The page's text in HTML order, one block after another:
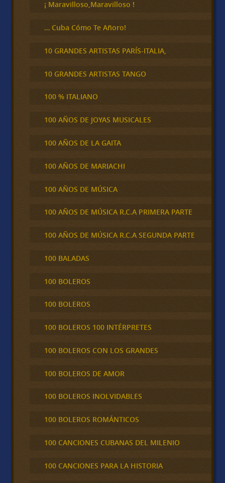
¡ Maravilloso,Maravilloso !
… Cuba Cómo Te Añoro!
10 GRANDES ARTISTAS PARÍS-ITALIA,
10 GRANDES ARTISTAS TANGO
100 % ITALIANO
100 AÑOS DE JOYAS MUSICALES
100 AÑOS DE LA GAITA
100 AÑOS DE MARIACHI
100 AÑOS DE MÚSICA
100 AÑOS DE MÚSICA R.C.A PRIMERA PARTE
100 AÑOS DE MÚSICA R.C.A SEGUNDA PARTE
100 BALADAS
100 BOLEROS
100 BOLEROS
100 BOLEROS 100 INTÉRPRETES
100 BOLEROS CON LOS GRANDES
100 BOLEROS DE AMOR
100 BOLEROS INOLVIDABLES
100 BOLEROS ROMÁNTICOS
100 CANCIONES CUBANAS DEL MILENIO
100 CANCIONES PARA LA HISTORIA